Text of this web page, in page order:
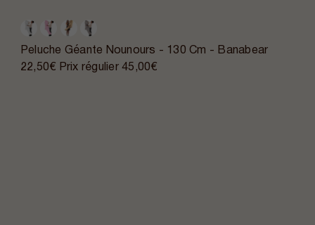
Peluche Géante Nounours - 130 Cm - Banabear
22,50€ Prix régulier45,00€